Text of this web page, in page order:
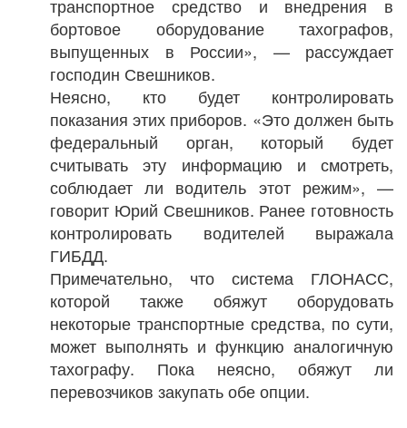
транспортное средство и внедрения в
бортовое оборудование тахографов,
выпущенных в России», — рассуждает
господин Свешников.
Неясно, кто будет контролировать
показания этих приборов. «Это должен быть
федеральный орган, который будет
считывать эту информацию и смотреть,
соблюдает ли водитель этот режим», —
говорит Юрий Свешников. Ранее готовность
контролировать водителей выражала
ГИБДД.
Примечательно, что система ГЛОНАСС,
которой также обяжут оборудовать
некоторые транспортные средства, по сути,
может выполнять и функцию аналогичную
тахографу. Пока неясно, обяжут ли
перевозчиков закупать обе опции.